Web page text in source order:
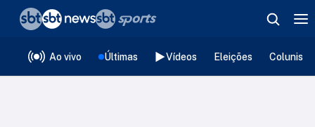
Ao vivo Últimas Vídeos Eleições
❮voltar
Editorias